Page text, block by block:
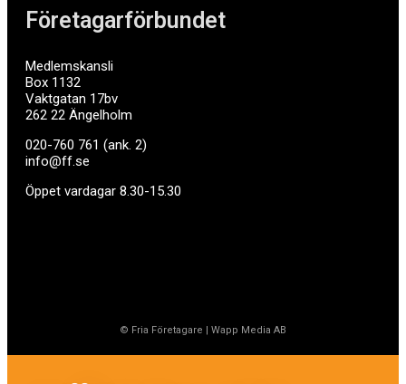
Företagarförbundet
Medlemskansli
Box 1132
Vaktgatan 17bv
262 22 Ängelholm
020-760 761 (ank. 2)
info@ff.se
Öppet vardagar 8.30-15.30
© Fria Företagare | Wapp Media AB